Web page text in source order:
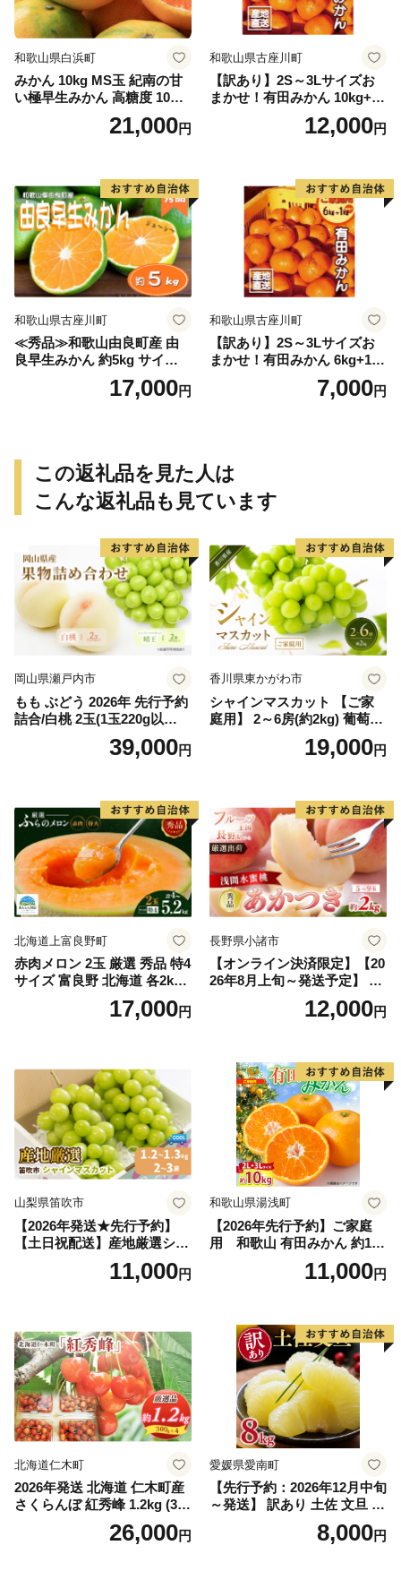
和歌山県白浜町
みかん 10kg MS玉 紀南の甘
い極早生みかん 高糖度 10月
以降発送 マルチ被覆栽培
21,000円
和歌山県古座川町
【訳あり】2S～3Lサイズお
まかせ！有田みかん 10kg+2k
g保証分 11月から12月下旬ま
でに順次発送致します。 / 訳
ん 和歌山 ご家庭用
12,000円
和歌山県古座川町
≪秀品≫和歌山由良町産 由
良早生みかん 約5kg サイズお
まかせ【sml106C】17,000円
和歌山県古座川町
【訳あり】2S～3Lサイズお
まかせ！有田みかん 6kg+1kg
保証分 11月から12月下旬ま
でに順次発送致します。 / 訳
7,000円
この返礼品を見た人は
こんな返礼品も見ています
岡山県瀬戸内市
もも ぶどう 2026年 先行予約
詰合/白桃 2玉(1玉220g以
上)・シャインマスカット 晴
39,000円
香川県東かがわ市
シャインマスカット 【ご家
庭用】 2～6房(約2kg) 葡萄 ぶ
どう ブドウ フルーツ 果物 く
だもの 果実 旬の果物 旬のフ
19,000円
北海道上富良野町
赤肉メロン 2玉 厳選 秀品 特4
サイズ 富良野 北海道 各2kg
～2.6kg 2玉 セット ファーム
富良野 メロン めろん 果物 く
17,000円
長野県小諸市
【オンライン決済限定】【20
26年8月上旬～発送予定】 先
行予約 「浅間水蜜桃プレミ
アム」 もも あかつき 秀品 約
果肉 長野県産 小諸市
12,000円
山梨県笛吹市
【2026年発送★先行予約】
【土日祝配送】産地厳選シャ
インマスカット1.2kg～1.3kg
（2房～3房）※沖縄・離島配
笛吹市 山梨県 フルーツ 果物
ぶどう 葡萄 大粒 シャインマ
スカット おすすめ シャイン
マスカット 贈答 ギフト 産地
笛吹市 シャインマスカット
笛吹 葡萄 国産 ぶどう 人気
国産 1.2kg 先行｜
11,000円
和歌山県湯浅町
【2026年先行予約】ご家庭
用 和歌山 有田みかん 約10k
g (2L、3Lサイズ)【湯浅町】
11,000円
北海道仁木町
2026年発送 北海道 仁木町産
さくらんぼ 紅秀峰 1.2kg (300
g×4パック) Lサイズ以上 旬
桜桃 産地直送 サクランボ チ
26,000円
愛媛県愛南町
【先行予約：2026年12月中旬
～発送】 訳あり 土佐 文旦 8k
g (Mサイズ以上サイズミック
ス) 8000円 わけあり ぶんた
8,000円